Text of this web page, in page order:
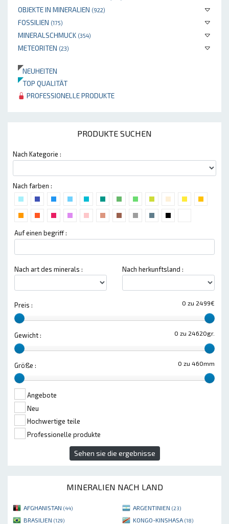
OBJEKTE IN MINERALIEN (922)
FOSSILIEN (175)
MINERALSCHMUCK (354)
METEORITEN (23)
NEUHEITEN
TOP QUALITÄT
PROFESSIONELLE PRODUKTE
PRODUKTE SUCHEN
Nach Kategorie :
Nach farben :
Auf einen begriff :
Nach art des minerals : Nach herkunftsland :
0 zu 2499€
Preis :
0 zu 24620gr.
Gewicht :
0 zu 460mm
Größe :
Angebote
Neu
Hochwertige teile
Professionelle produkte
Sehen sie die ergebnisse
MINERALIEN NACH LAND
AFGHANISTAN (44) ARGENTINIEN (23)
BRASILIEN (129) KONGO-KINSHASA (18)